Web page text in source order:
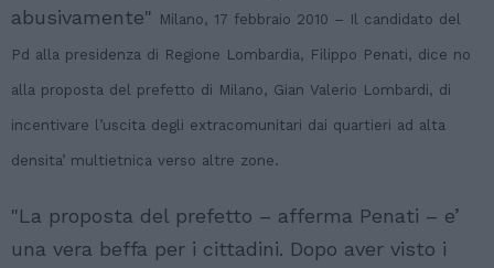
abusivamente" Milano, 17 febbraio 2010 – Il candidato del
Pd alla presidenza di Regione Lombardia, Filippo Penati, dice no
alla proposta del prefetto di Milano, Gian Valerio Lombardi, di
incentivare l’uscita degli extracomunitari dai quartieri ad alta
densita’ multietnica verso altre zone.
"La proposta del prefetto – afferma Penati – e’
una vera beffa per i cittadini. Dopo aver visto i